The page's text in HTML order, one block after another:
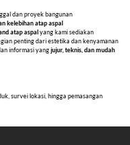
dan proyek bangunan
kelebihan atap aspal
atap aspalyang kami sediakan
penting dari estetika dan kenyamanan
informasi yangjujur, teknis, dan mudah
survei lokasi, hingga pemasangan